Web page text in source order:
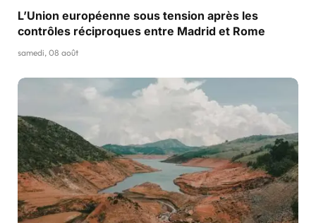
L’Union européenne sous tension après les
contrôles réciproques entre Madrid et Rome
samedi, 08 août